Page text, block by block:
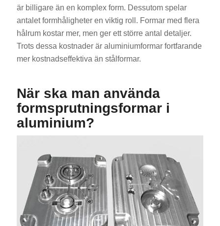
är billigare än en komplex form. Dessutom spelar
antalet formhåligheter en viktig roll. Formar med flera
hålrum kostar mer, men ger ett större antal detaljer.
Trots dessa kostnader är aluminiumformar fortfarande
mer kostnadseffektiva än stålformar.
När ska man använda
formsprutningsformar i
aluminium?